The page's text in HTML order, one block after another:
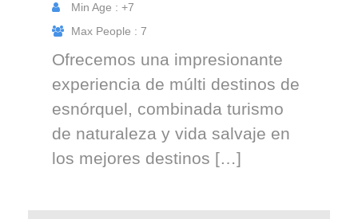
Min Age : +7
Max People : 7
Ofrecemos una impresionante
experiencia de múlti destinos de
esnórquel, combinada turismo
de naturaleza y vida salvaje en
los mejores destinos […]